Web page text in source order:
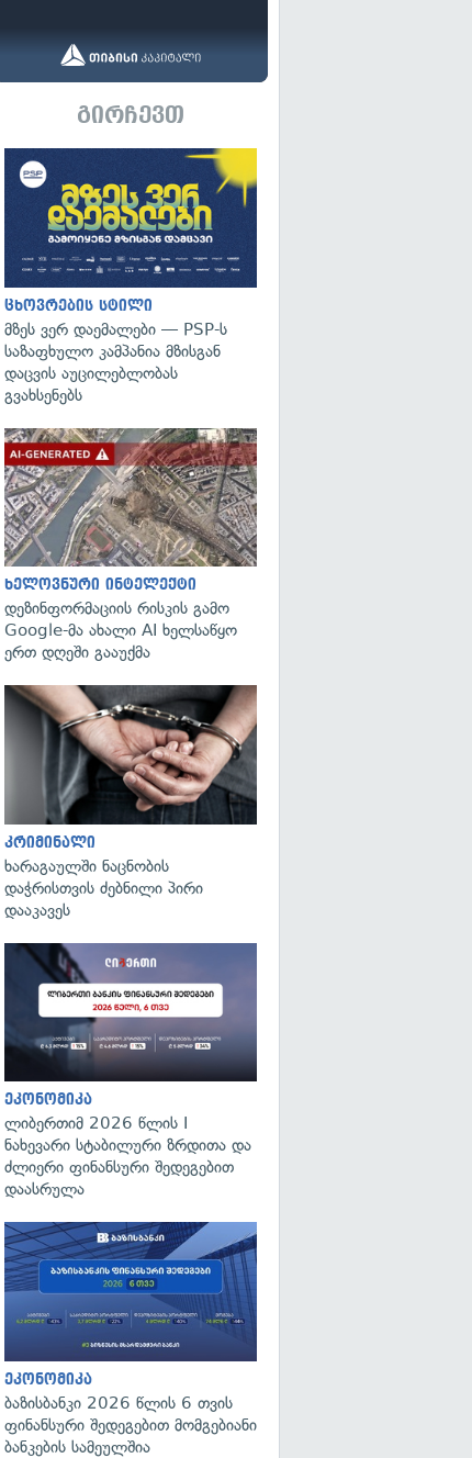
გადახედვა
გადახედვა
გირჩევთ
ცხოვრების სტილი
მზეს ვერ დაემალები — PSP-ს
საზაფხულო კამპანია მზისგან
დაცვის აუცილებლობას
გვახსენებს
ხელოვნური ინტელექტი
დეზინფორმაციის რისკის გამო
Google-მა ახალი AI ხელსაწყო
ერთ დღეში გააუქმა
კრიმინალი
ხარაგაულში ნაცნობის
დაჭრისთვის ძებნილი პირი
დააკავეს
ეკონომიკა
ლიბერთიმ 2026 წლის I
ნახევარი სტაბილური ზრდითა და
ძლიერი ფინანსური შედეგებით
დაასრულა
ეკონომიკა
ბაზისბანკი 2026 წლის 6 თვის
ფინანსური შედეგებით მომგებიანი
ბანკების სამეულშია